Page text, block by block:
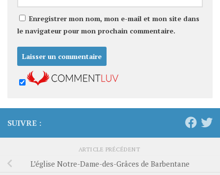
Enregistrer mon nom, mon e-mail et mon site dans
le navigateur pour mon prochain commentaire.
SUIVRE :
ARTICLE PRÉCÉDENT
L’église Notre-Dame-des-Grâces de Barbentane